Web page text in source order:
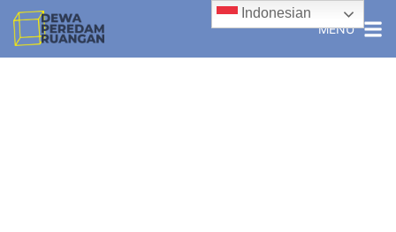
MENU
Indonesian